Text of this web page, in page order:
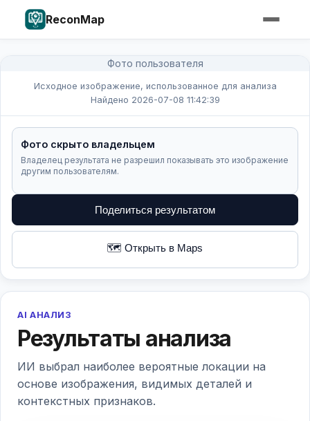
ReconMap
Фото пользователя
Исходное изображение, использованное для анализа
Найдено 2026-07-08 11:42:39
Фото скрыто владельцем
Владелец результата не разрешил показывать это изображение
другим пользователям.
Поделиться результатом
🗺️ Открыть в Maps
AI АНАЛИЗ
Результаты анализа
ИИ выбрал наиболее вероятные локации на
основе изображения, видимых деталей и
контекстных признаков.